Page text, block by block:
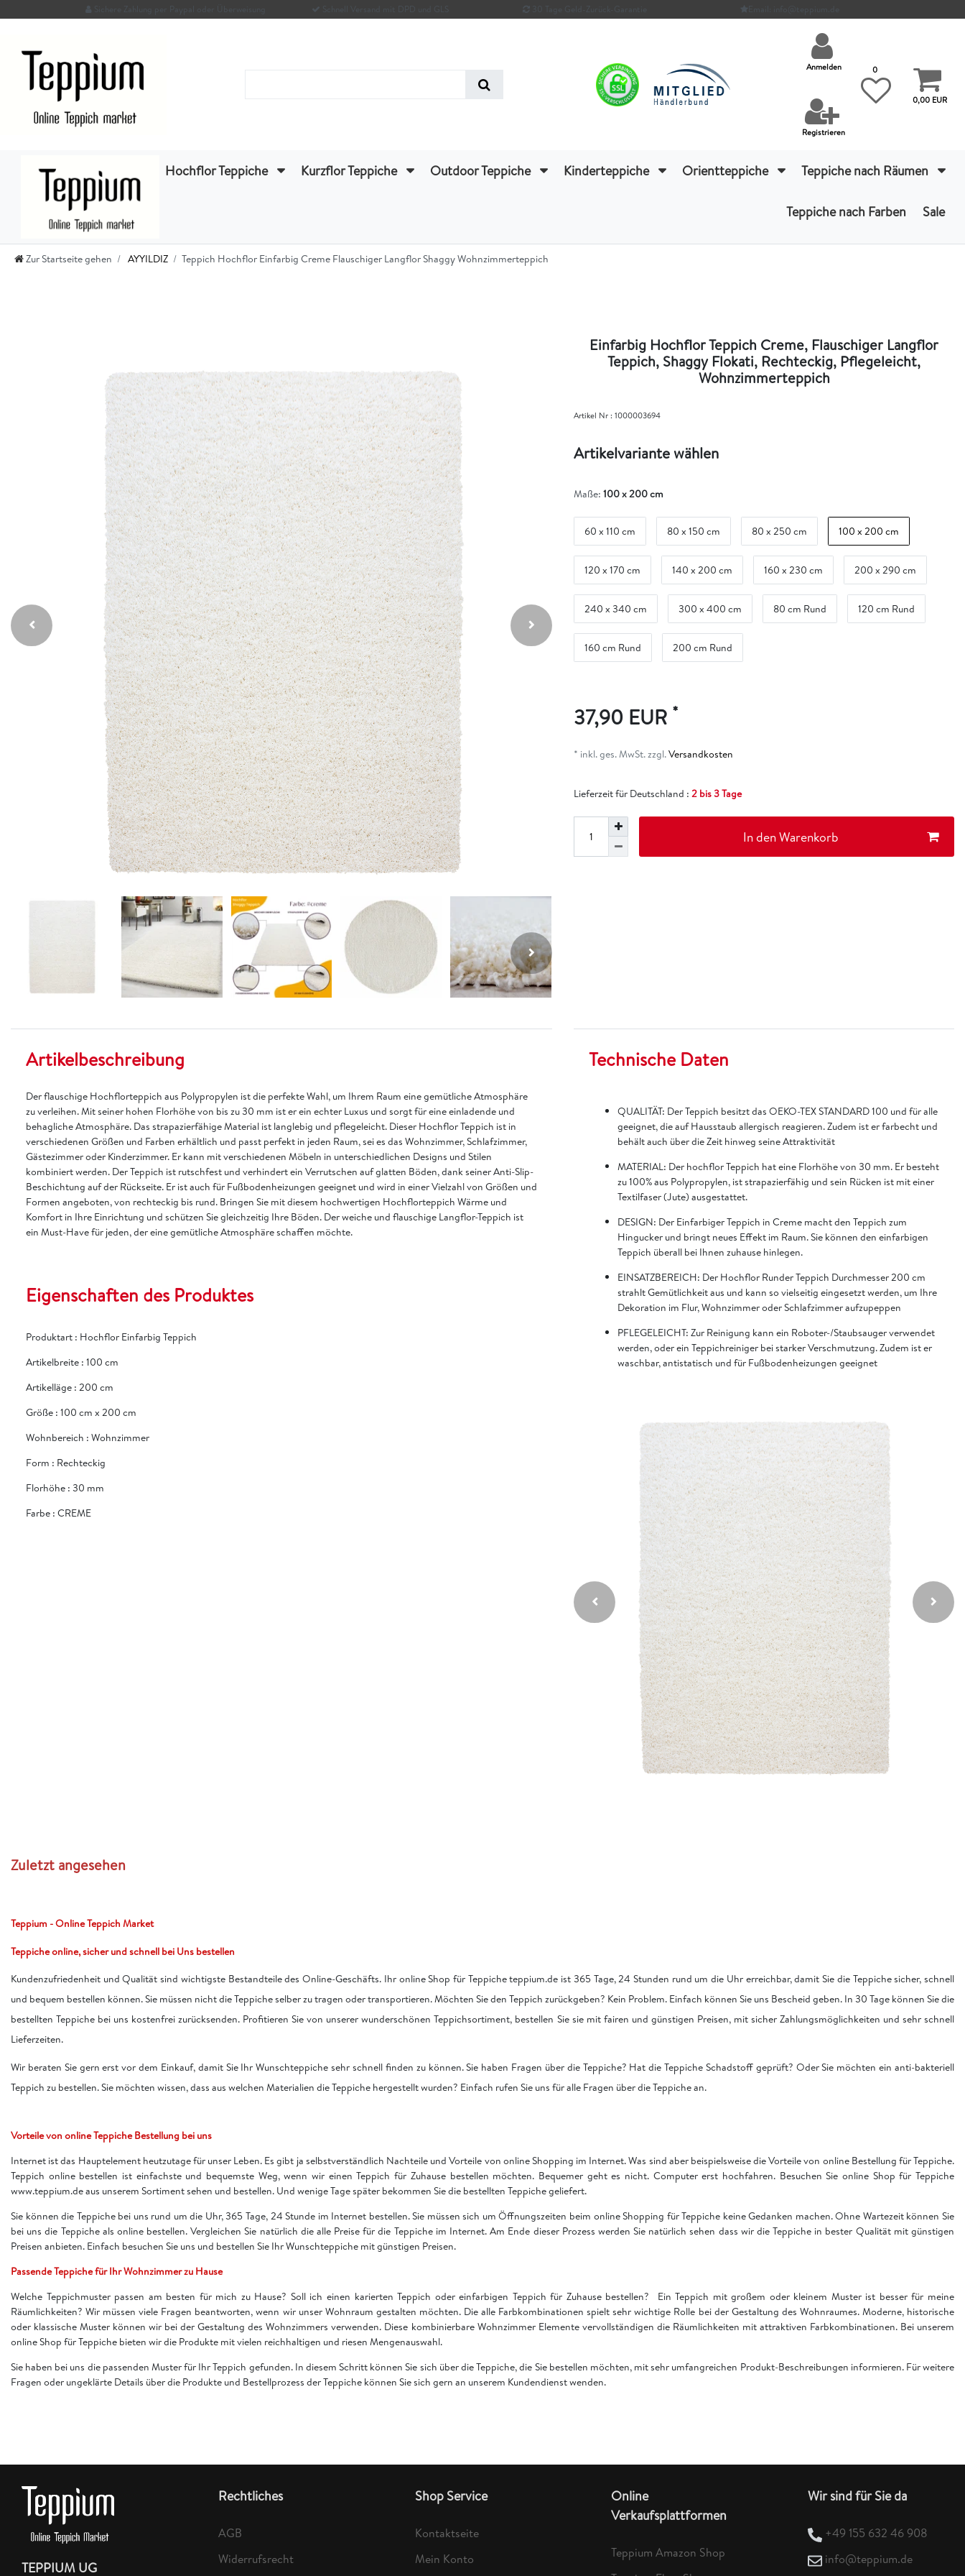
Sichere Zahlung per Paypal oder Überweisung Schnell Versand mit DPD und GLS 30 Tage Geld-Zurück-Garantie Email: info@teppium.de
Anmelden
Registrieren
0
0,00 EUR
Hochflor Teppiche Kurzflor Teppiche Outdoor Teppiche Kinderteppiche Orientteppiche Teppiche nach Räumen
Teppiche nach Farben Sale
Zur Startseite gehen AYYILDIZ Teppich Hochflor Einfarbig Creme Flauschiger Langflor Shaggy Wohnzimmerteppich
Einfarbig Hochflor Teppich Creme, Flauschiger Langflor
Teppich, Shaggy Flokati, Rechteckig, Pflegeleicht,
Wohnzimmerteppich
Artikel Nr :1000003694
Artikelvariante wählen
Maße: 100 x 200 cm
60 x 110 cm 80 x 150 cm 80 x 250 cm 100 x 200 cm
120 x 170 cm 140 x 200 cm 160 x 230 cm 200 x 290 cm
240 x 340 cm 300 x 400 cm 80 cm Rund 120 cm Rund
160 cm Rund 200 cm Rund
37,90 EUR *
* inkl. ges. MwSt. zzgl.Versandkosten
Lieferzeit für Deutschland : 2 bis 3 Tage
In den Warenkorb
Artikelbeschreibung
Der flauschige Hochflorteppich aus Polypropylen ist die perfekte Wahl, um Ihrem Raum eine gemütliche Atmosphäre
zu verleihen. Mit seiner hohen Florhöhe von bis zu 30 mm ist er ein echter Luxus und sorgt für eine einladende und
behagliche Atmosphäre. Das strapazierfähige Material ist langlebig und pflegeleicht. Dieser Hochflor Teppich ist in
verschiedenen Größen und Farben erhältlich und passt perfekt in jeden Raum, sei es das Wohnzimmer, Schlafzimmer,
Gästezimmer oder Kinderzimmer. Er kann mit verschiedenen Möbeln in unterschiedlichen Designs und Stilen
kombiniert werden. Der Teppich ist rutschfest und verhindert ein Verrutschen auf glatten Böden, dank seiner Anti-Slip-
Beschichtung auf der Rückseite. Er ist auch für Fußbodenheizungen geeignet und wird in einer Vielzahl von Größen und
Formen angeboten, von rechteckig bis rund. Bringen Sie mit diesem hochwertigen Hochflorteppich Wärme und
Komfort in Ihre Einrichtung und schützen Sie gleichzeitig Ihre Böden. Der weiche und flauschige Langflor-Teppich ist
ein Must-Have für jeden, der eine gemütliche Atmosphäre schaffen möchte.
Eigenschaften des Produktes
Produktart : Hochflor Einfarbig Teppich
Artikelbreite : 100 cm
Artikelläge : 200 cm
Größe : 100 cm x 200 cm
Wohnbereich : Wohnzimmer
Form : Rechteckig
Florhöhe : 30 mm
Farbe : CREME
Technische Daten
QUALITÄT: Der Teppich besitzt das OEKO-TEX STANDARD 100 und für alle
geeignet, die auf Hausstaub allergisch reagieren. Zudem ist er farbecht und
behält auch über die Zeit hinweg seine Attraktivität
MATERIAL: Der hochflor Teppich hat eine Florhöhe von 30 mm. Er besteht
zu 100% aus Polypropylen, ist strapazierfähig und sein Rücken ist mit einer
Textilfaser (Jute) ausgestattet.
DESIGN: Der Einfarbiger Teppich in Creme macht den Teppich zum
Hingucker und bringt neues Effekt im Raum. Sie können den einfarbigen
Teppich überall bei Ihnen zuhause hinlegen.
EINSATZBEREICH: Der Hochflor Runder Teppich Durchmesser 200 cm
strahlt Gemütlichkeit aus und kann so vielseitig eingesetzt werden, um Ihre
Dekoration im Flur, Wohnzimmer oder Schlafzimmer aufzupeppen
PFLEGELEICHT: Zur Reinigung kann ein Roboter-/Staubsauger verwendet
werden, oder ein Teppichreiniger bei starker Verschmutzung. Zudem ist er
waschbar, antistatisch und für Fußbodenheizungen geeignet
Zuletzt angesehen
Teppium - Online Teppich Market
Teppiche online, sicher und schnell bei Uns bestellen
Kundenzufriedenheit und Qualität sind wichtigste Bestandteile des Online-Geschäfts. Ihr online Shop für Teppiche teppium.de ist 365 Tage, 24 Stunden rund um die Uhr erreichbar, damit Sie die Teppiche sicher, schnell
und bequem bestellen können. Sie müssen nicht die Teppiche selber zu tragen oder transportieren. Möchten Sie den Teppich zurückgeben? Kein Problem. Einfach können Sie uns Bescheid geben. In 30 Tage können Sie die
bestellten Teppiche bei uns kostenfrei zurücksenden. Profitieren Sie von unserer wunderschönen Teppichsortiment, bestellen Sie sie mit fairen und günstigen Preisen, mit sicher Zahlungsmöglichkeiten und sehr schnell
Lieferzeiten.
Wir beraten Sie gern erst vor dem Einkauf, damit Sie Ihr Wunschteppiche sehr schnell finden zu können. Sie haben Fragen über die Teppiche? Hat die Teppiche Schadstoff geprüft? Oder Sie möchten ein anti-bakteriell
Teppich zu bestellen. Sie möchten wissen, dass aus welchen Materialien die Teppiche hergestellt wurden? Einfach rufen Sie uns für alle Fragen über die Teppiche an.
Vorteile von online Teppiche Bestellung bei uns
Internet ist das Hauptelement heutzutage für unser Leben. Es gibt ja selbstverständlich Nachteile und Vorteile von online Shopping im Internet. Was sind aber beispielsweise die Vorteile von online Bestellung für Teppiche.
Teppich online bestellen ist einfachste und bequemste Weg, wenn wir einen Teppich für Zuhause bestellen möchten. Bequemer geht es nicht. Computer erst hochfahren. Besuchen Sie online Shop für Teppiche
www.teppium.de aus unserem Sortiment sehen und bestellen. Und wenige Tage später bekommen Sie die bestellten Teppiche geliefert.
Sie können die Teppiche bei uns rund um die Uhr, 365 Tage, 24 Stunde im Internet bestellen. Sie müssen sich um Öffnungszeiten beim online Shopping für Teppiche keine Gedanken machen. Ohne Wartezeit können Sie
bei uns die Teppiche als online bestellen. Vergleichen Sie natürlich die alle Preise für die Teppiche im Internet. Am Ende dieser Prozess werden Sie natürlich sehen dass wir die Teppiche in bester Qualität mit günstigen
Preisen anbieten. Einfach besuchen Sie uns und bestellen Sie Ihr Wunschteppiche mit günstigen Preisen.
Passende Teppiche für Ihr Wohnzimmer zu Hause
Welche Teppichmuster passen am besten für mich zu Hause? Soll ich einen karierten Teppich oder einfarbigen Teppich für Zuhause bestellen? Ein Teppich mit großem oder kleinem Muster ist besser für meine
Räumlichkeiten? Wir müssen viele Fragen beantworten, wenn wir unser Wohnraum gestalten möchten. Die alle Farbkombinationen spielt sehr wichtige Rolle bei der Gestaltung des Wohnraumes. Moderne, historische
oder klassische Muster können wir bei der Gestaltung des Wohnzimmers verwenden. Diese kombinierbare Wohnzimmer Elemente vervollständigen die Räumlichkeiten mit attraktiven Farbkombinationen. Bei unserem
online Shop für Teppiche bieten wir die Produkte mit vielen reichhaltigen und riesen Mengenauswahl.
Sie haben bei uns die passenden Muster für Ihr Teppich gefunden. In diesem Schritt können Sie sich über die Teppiche, die Sie bestellen möchten, mit sehr umfangreichen Produkt-Beschreibungen informieren. Für weitere
Fragen oder ungeklärte Details über die Produkte und Bestellprozess der Teppiche können Sie sich gern an unserem Kundendienst wenden.
TEPPIUM UG
Rechtliches
AGB
Widerrufsrecht
Shop Service
Kontaktseite
Mein Konto
Online
Verkaufsplattformen
Teppium Amazon Shop
Wir sind für Sie da
+49 155 632 46 908
info@teppium.de